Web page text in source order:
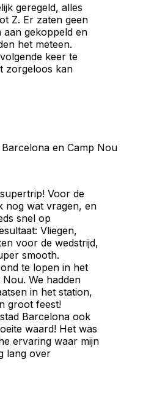
geregeld, alles
Z. Er zaten geen
aan gekoppeld en
het meteen.
keer te
zorgeloos kan
en Camp Nou
Voor de
nog wat vragen, en
snel op
Vliegen,
voor de wedstrijd,
smooth.
te lopen in het
We hadden
in het station,
groot feest!
Barcelona ook
waard! Het was
ervaring waar mijn
lang over